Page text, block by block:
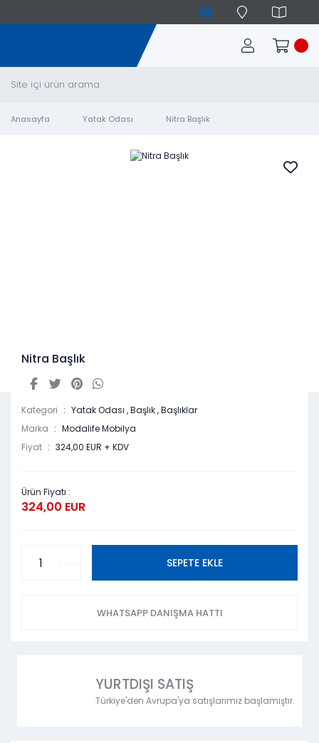
Anasayfa Yatak Odası Nitra Başlık
Nitra Başlık
Kategori Yatak Odası ,Başlık,Başlıklar
Marka
Modalife Mobilya
Fiyat
324,00 EUR + KDV
Ürün Fiyatı :
324,00 EUR
SEPETE EKLE
WHATSAPP DANIŞMA HATTI
YURTDIŞI SATIŞ
Türkiye'den Avrupa'ya satışlarımız başlamıştır.